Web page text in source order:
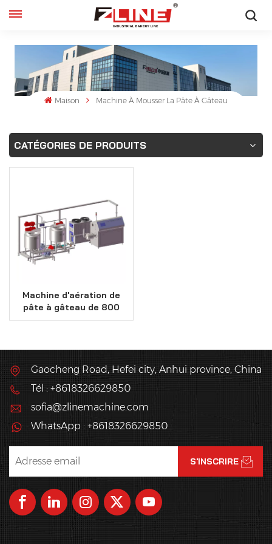
français
español
Maison Machine À Mousser La Pâte À Gâteau
CATÉGORIES DE PRODUITS
Machine d'aération de
pâte à gâteau de 800
kg/h pour le mélange
Gaocheng Road, Hefei city, Anhui province, China
Tél : +8618326629850
sofia@zlinemachine.com
WhatsApp : +8618326629850